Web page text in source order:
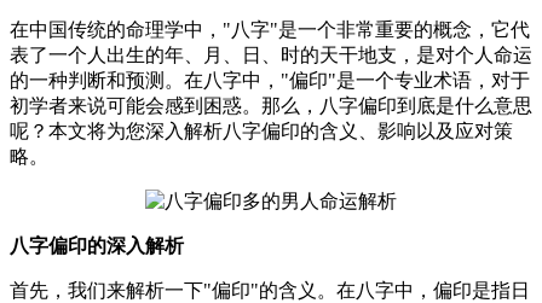
在中国传统的命理学中，"八字"是一个非常重要的概念，它代
表了一个人出生的年、月、日、时的天干地支，是对个人命运
的一种判断和预测。在八字中，"偏印"是一个专业术语，对于
初学者来说可能会感到困惑。那么，八字偏印到底是什么意思
呢？本文将为您深入解析八字偏印的含义、影响以及应对策
略。
八字偏印的深入解析
首先，我们来解析一下"偏印"的含义。在八字中，偏印是指日